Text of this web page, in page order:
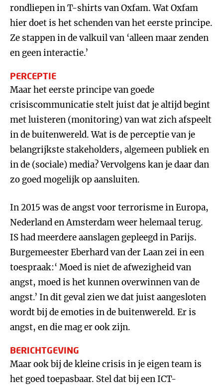
rondliepen in T-shirts van Oxfam. Wat Oxfam
hier doet is het schenden van het eerste principe.
Ze stappen in de valkuil van ‘alleen maar zenden
en geen interactie.’
PERCEPTIE
Maar het eerste principe van goede
crisiscommunicatie stelt juist dat je altijd begint
met luisteren (monitoring) van wat zich afspeelt
in de buitenwereld. Wat is de perceptie van je
belangrijkste stakeholders, algemeen publiek en
in de (sociale) media? Vervolgens kan je daar dan
zo goed mogelijk op aansluiten.
In 2015 was de angst voor terrorisme in Europa,
Nederland en Amsterdam weer helemaal terug.
IS had meerdere aanslagen gepleegd in Parijs.
Burgemeester Eberhard van der Laan zei in een
toespraak:‘ Moed is niet de afwezigheid van
angst, moed is het kunnen overwinnen van de
angst.’ In dit geval zien we dat juist aangesloten
wordt bij de emoties in de buitenwereld. Er is
angst, en die mag er ook zijn.
BERICHTGEVING
Maar ook bij de kleine crisis in je eigen team is
het goed toepasbaar. Stel dat bij een ICT-